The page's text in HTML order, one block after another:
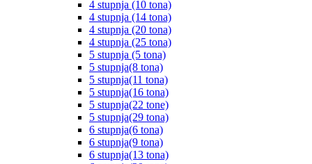
4 stupnja (10 tona)
4 stupnja (14 tona)
4 stupnja (20 tona)
4 stupnja (25 tona)
5 stupnja (5 tona)
5 stupnja(8 tona)
5 stupnja(11 tona)
5 stupnja(16 tona)
5 stupnja(22 tone)
5 stupnja(29 tona)
6 stupnja(6 tona)
6 stupnja(9 tona)
6 stupnja(13 tona)